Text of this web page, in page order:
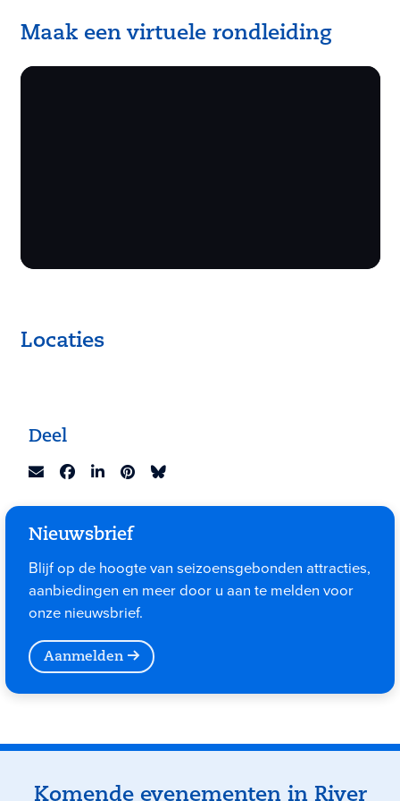
Maak een virtuele rondleiding
Locaties
Deel
Nieuwsbrief
Blijf op de hoogte van seizoensgebonden attracties,
aanbiedingen en meer door u aan te melden voor
onze nieuwsbrief.
Aanmelden
Evenementen
Komende evenementen in River